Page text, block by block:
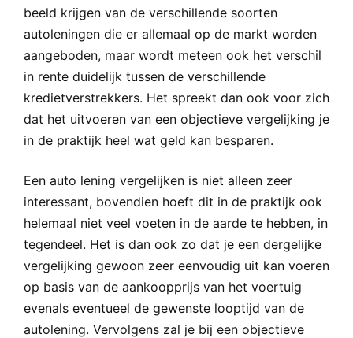
beeld krijgen van de verschillende soorten
autoleningen die er allemaal op de markt worden
aangeboden, maar wordt meteen ook het verschil
in rente duidelijk tussen de verschillende
kredietverstrekkers. Het spreekt dan ook voor zich
dat het uitvoeren van een objectieve vergelijking je
in de praktijk heel wat geld kan besparen.
Een auto lening vergelijken is niet alleen zeer
interessant, bovendien hoeft dit in de praktijk ook
helemaal niet veel voeten in de aarde te hebben, in
tegendeel. Het is dan ook zo dat je een dergelijke
vergelijking gewoon zeer eenvoudig uit kan voeren
op basis van de aankoopprijs van het voertuig
evenals eventueel de gewenste looptijd van de
autolening. Vervolgens zal je bij een objectieve